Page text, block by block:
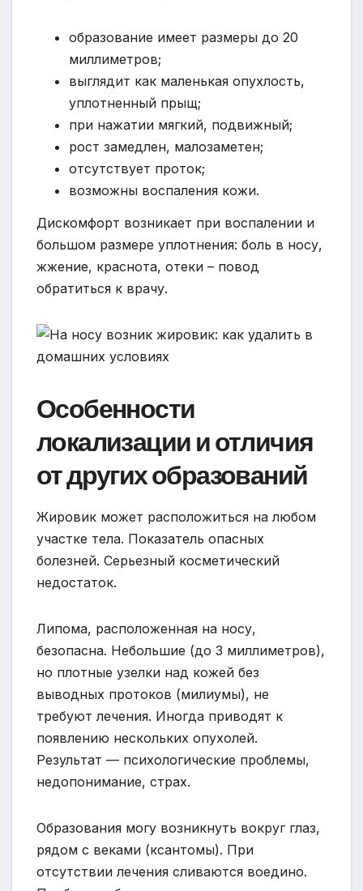
образование имеет размеры до 20
миллиметров;
выглядит как маленькая опухлость,
уплотненный прыщ;
при нажатии мягкий, подвижный;
рост замедлен, малозаметен;
отсутствует проток;
возможны воспаления кожи.
Дискомфорт возникает при воспалении и
большом размере уплотнения: боль в носу,
жжение, краснота, отеки – повод
обратиться к врачу.
Особенности
локализации и отличия
от других образований
Жировик может расположиться на любом
участке тела. Показатель опасных
болезней. Серьезный косметический
недостаток.
Липома, расположенная на носу,
безопасна. Небольшие (до 3 миллиметров),
но плотные узелки над кожей без
выводных протоков (милиумы), не
требуют лечения. Иногда приводят к
появлению нескольких опухолей.
Результат — психологические проблемы,
недопонимание, страх.
Образования могу возникнуть вокруг глаз,
рядом с веками (ксантомы). При
отсутствии лечения сливаются воедино.